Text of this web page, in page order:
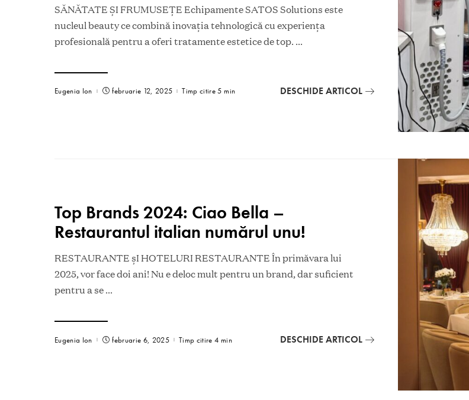
SĂNĂTATE ȘI FRUMUSEȚE Echipamente SATOS Solutions este
nucleul beauty ce combină inovația tehnologică cu experiența
profesională pentru a oferi tratamente estetice de top. ...
Eugenia Ion februarie 12, 2025 Timp citire 5 min DESCHIDE ARTICOL
Top Brands 2024: Ciao Bella –
Restaurantul italian numărul unu!
RESTAURANTE șI HOTELURI RESTAURANTE În primăvara lui
2025, vor face doi ani! Nu e deloc mult pentru un brand, dar suficient
pentru a se ...
Eugenia Ion februarie 6, 2025 Timp citire 4 min DESCHIDE ARTICOL